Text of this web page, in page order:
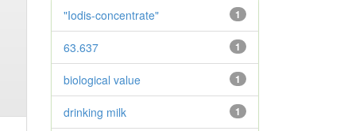
1
"Iodis-concentrate"
1
63.637
1
biological value
1
drinking milk